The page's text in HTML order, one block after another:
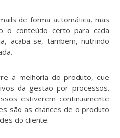
de forma automática, mas
o conteúdo certo para cada
acaba-se, também, nutrindo
a melhoria do produto, que
da gestão por processos.
estiverem continuamente
são as chances de o produto
do cliente.